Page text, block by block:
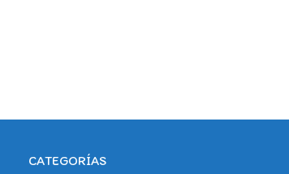
CATEGORÍAS